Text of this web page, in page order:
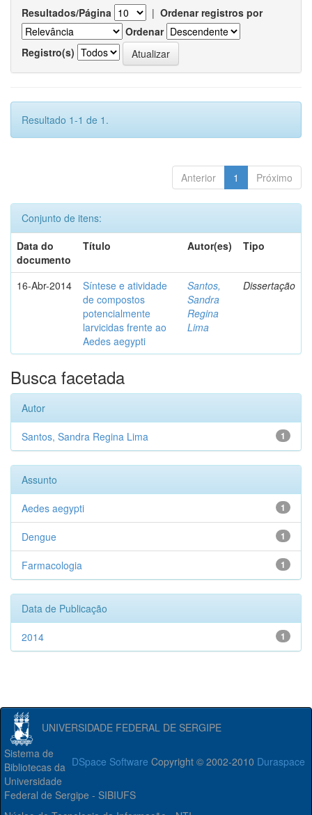
Resultados/Página | Ordenar registros por
Ordenar
Registro(s)
Resultado 1-1 de 1.
Anterior 1 Próximo
Conjunto de itens:
Data do
documento
Título Autor(es) Tipo
16-Abr-2014
Síntese e atividade
de compostos
potencialmente
larvicidas frente ao
Aedes aegypti
Santos,
Sandra
Regina
Lima
Dissertação
Busca facetada
Autor
1
Santos, Sandra Regina Lima
Assunto
1
Aedes aegypti
1
Dengue
1
Farmacologia
Data de Publicação
1
2014
UNIVERSIDADE FEDERAL DE SERGIPE
DSpace Software Copyright © 2002-2010 Duraspace
Sistema de
Bibliotecas da
Universidade
Federal de Sergipe - SIBIUFS